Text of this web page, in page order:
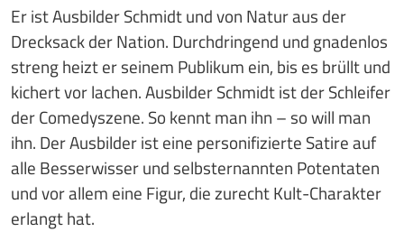
Er ist Ausbilder Schmidt und von Natur aus der
Drecksack der Nation. Durchdringend und gnadenlos
streng heizt er seinem Publikum ein, bis es brüllt und
kichert vor lachen. Ausbilder Schmidt ist der Schleifer
der Comedyszene. So kennt man ihn – so will man
ihn. Der Ausbilder ist eine personifizierte Satire auf
alle Besserwisser und selbsternannten Potentaten
und vor allem eine Figur, die zurecht Kult-Charakter
erlangt hat.